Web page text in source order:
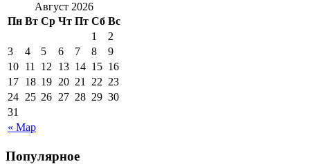
Август 2026
Пн Вт Ср Чт Пт Сб Вс
« Мар
1
2
3
4 5 6 7 8
9
10 11 12 13 14 15 16
17 18 19 20 21 22 23
24 25 26 27 28 29 30
31
Популярное